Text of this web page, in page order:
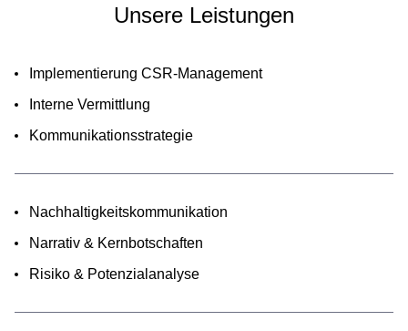
Unsere Leistungen
Implementierung CSR-Management
Interne Vermittlung
Kommunikationsstrategie
Nachhaltigkeitskommunikation
Narrativ & Kernbotschaften
Risiko & Potenzialanalyse